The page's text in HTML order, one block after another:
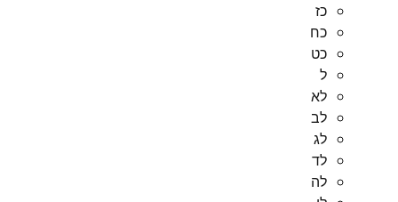
כז
כח
כט
ל
לא
לב
לג
לד
לה